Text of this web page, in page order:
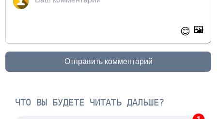
😊 🖼️
Отправить комментарий
ЧТО ВЫ БУДЕТЕ ЧИТАТЬ ДАЛЬШЕ?